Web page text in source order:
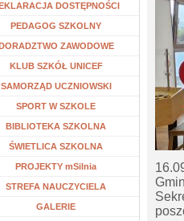
DOSTĘPNOŚCI
Rozwiń menu
PEDAGOG SZKOLNY
menu ZAWODOWE
Rozwiń menu
KLUB SZKÓŁ UNICEF
Rozwiń menu
SAMORZĄD UCZNIOWSKI
Rozwiń menu
SPORT W SZKOLE
Rozwiń menu
BIBLIOTEKA SZKOLNA
Rozwiń menu
ŚWIETLICA SZKOLNA
Rozwiń menu
PROJEKTY mSilnia
Rozwiń menu
STREFA NAUCZYCIELA
GALERIE